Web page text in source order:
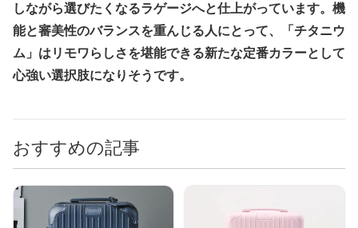
しながら選びたくなるラゲージへと仕上がっています。機
能と審美性のバランスを重んじる人にとって、「チタニウ
ム」はリモワらしさを堪能できる新たな定番カラーとして
心強い選択肢になりそうです。
おすすめの記事